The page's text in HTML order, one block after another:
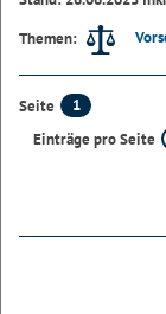
Themen:
Seite
1
Einträge pro Seite